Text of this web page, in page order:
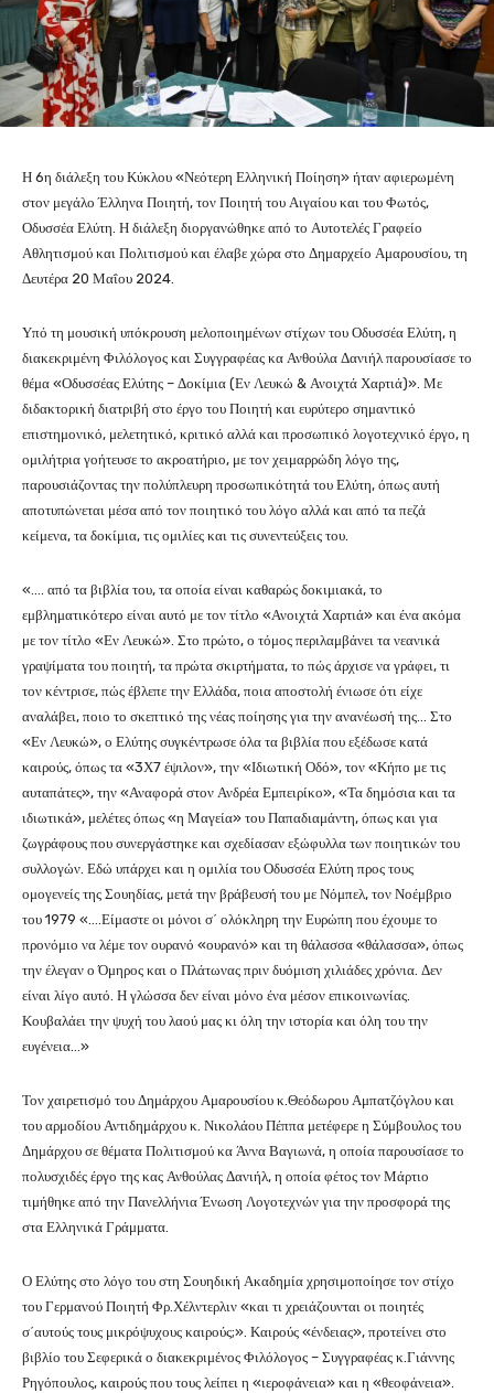
Η 6η διάλεξη του Κύκλου «Νεότερη Ελληνική Ποίηση» ήταν αφιερωμένη
στον μεγάλο Έλληνα Ποιητή, τον Ποιητή του Αιγαίου και του Φωτός,
Οδυσσέα Ελύτη. Η διάλεξη διοργανώθηκε από το Αυτοτελές Γραφείο
Αθλητισμού και Πολιτισμού και έλαβε χώρα στο Δημαρχείο Αμαρουσίου, τη
Δευτέρα 20 Μαΐου 2024.
Υπό τη μουσική υπόκρουση μελοποιημένων στίχων του Οδυσσέα Ελύτη, η
διακεκριμένη Φιλόλογος και Συγγραφέας κα Ανθούλα Δανιήλ παρουσίασε το
θέμα «Οδυσσέας Ελύτης – Δοκίμια (Εν Λευκώ & Ανοιχτά Χαρτιά)». Με
διδακτορική διατριβή στο έργο του Ποιητή και ευρύτερο σημαντικό
επιστημονικό, μελετητικό, κριτικό αλλά και προσωπικό λογοτεχνικό έργο, η
ομιλήτρια γοήτευσε το ακροατήριο, με τον χειμαρρώδη λόγο της,
παρουσιάζοντας την πολύπλευρη προσωπικότητά του Ελύτη, όπως αυτή
αποτυπώνεται μέσα από τον ποιητικό του λόγο αλλά και από τα πεζά
κείμενα, τα δοκίμια, τις ομιλίες και τις συνεντεύξεις του.
«…. από τα βιβλία του, τα οποία είναι καθαρώς δοκιμιακά, το
εμβληματικότερο είναι αυτό με τον τίτλο «Ανοιχτά Χαρτιά» και ένα ακόμα
με τον τίτλο «Εν Λευκώ». Στο πρώτο, ο τόμος περιλαμβάνει τα νεανικά
γραψίματα του ποιητή, τα πρώτα σκιρτήματα, το πώς άρχισε να γράφει, τι
τον κέντρισε, πώς έβλεπε την Ελλάδα, ποια αποστολή ένιωσε ότι είχε
αναλάβει, ποιο το σκεπτικό της νέας ποίησης για την ανανέωσή της… Στο
«Εν Λευκώ», ο Ελύτης συγκέντρωσε όλα τα βιβλία που εξέδωσε κατά
καιρούς, όπως τα «3Χ7 έψιλον», την «Ιδιωτική Οδό», τον «Κήπο με τις
αυταπάτες», την «Αναφορά στον Ανδρέα Εμπειρίκο», «Τα δημόσια και τα
ιδιωτικά», μελέτες όπως «η Μαγεία» του Παπαδιαμάντη, όπως και για
ζωγράφους που συνεργάστηκε και σχεδίασαν εξώφυλλα των ποιητικών του
συλλογών. Εδώ υπάρχει και η ομιλία του Οδυσσέα Ελύτη προς τους
ομογενείς της Σουηδίας, μετά την βράβευσή του με Νόμπελ, τον Νοέμβριο
του 1979 «….Είμαστε οι μόνοι σ΄ ολόκληρη την Ευρώπη που έχουμε το
προνόμιο να λέμε τον ουρανό «ουρανό» και τη θάλασσα «θάλασσα», όπως
την έλεγαν ο Όμηρος και ο Πλάτωνας πριν δυόμιση χιλιάδες χρόνια. Δεν
είναι λίγο αυτό. Η γλώσσα δεν είναι μόνο ένα μέσον επικοινωνίας.
Κουβαλάει την ψυχή του λαού μας κι όλη την ιστορία και όλη του την
ευγένεια…»
Τον χαιρετισμό του Δημάρχου Αμαρουσίου κ.Θεόδωρου Αμπατζόγλου και
του αρμοδίου Αντιδημάρχου κ. Νικολάου Πέππα μετέφερε η Σύμβουλος του
Δημάρχου σε θέματα Πολιτισμού κα Άννα Βαγιωνά, η οποία παρουσίασε το
πολυσχιδές έργο της κας Ανθούλας Δανιήλ, η οποία φέτος τον Μάρτιο
τιμήθηκε από την Πανελλήνια Ένωση Λογοτεχνών για την προσφορά της
στα Ελληνικά Γράμματα.
Ο Ελύτης στο λόγο του στη Σουηδική Ακαδημία χρησιμοποίησε τον στίχο
του Γερμανού Ποιητή Φρ.Χέλντερλιν «και τι χρειάζουνται οι ποιητές
σ΄αυτούς τους μικρόψυχους καιρούς;». Καιρούς «ένδειας», προτείνει στο
βιβλίο του Σεφερικά ο διακεκριμένος Φιλόλογος – Συγγραφέας κ.Γιάννης
Ρηγόπουλος, καιρούς που τους λείπει η «ιεροφάνεια» και η «θεοφάνεια».